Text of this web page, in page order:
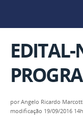
EDITAL-
porAngelo Ricardo Marcotti
modificação 19/09/2016